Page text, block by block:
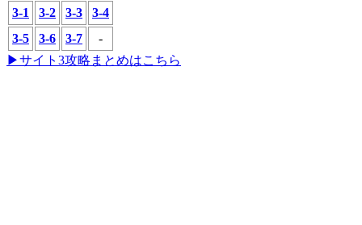
3-1 3-2 3-3
3-4
3-5
3-6 3-7
-
▶サイト3攻略まとめはこちら